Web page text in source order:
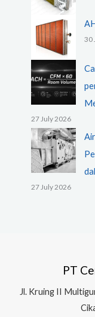
30
27 July 2026
27 July 2026
PT
Jl. Kruing II